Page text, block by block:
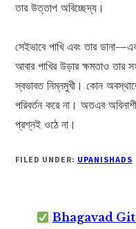
তার উত্তাপ অবিচ্ছেদ্য।
সেইভাবে পাখি এবং তার
আবার পাখির উড়ার ক্ষমতাও
স্বভাবত নিম্নমুখী। কোন
পরিবর্তন করে না। অতএব
প্রশ্নই ওঠে না।
FILED UNDER: UPANISHADS
Bhagavad